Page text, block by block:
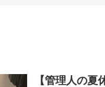
【管理人の